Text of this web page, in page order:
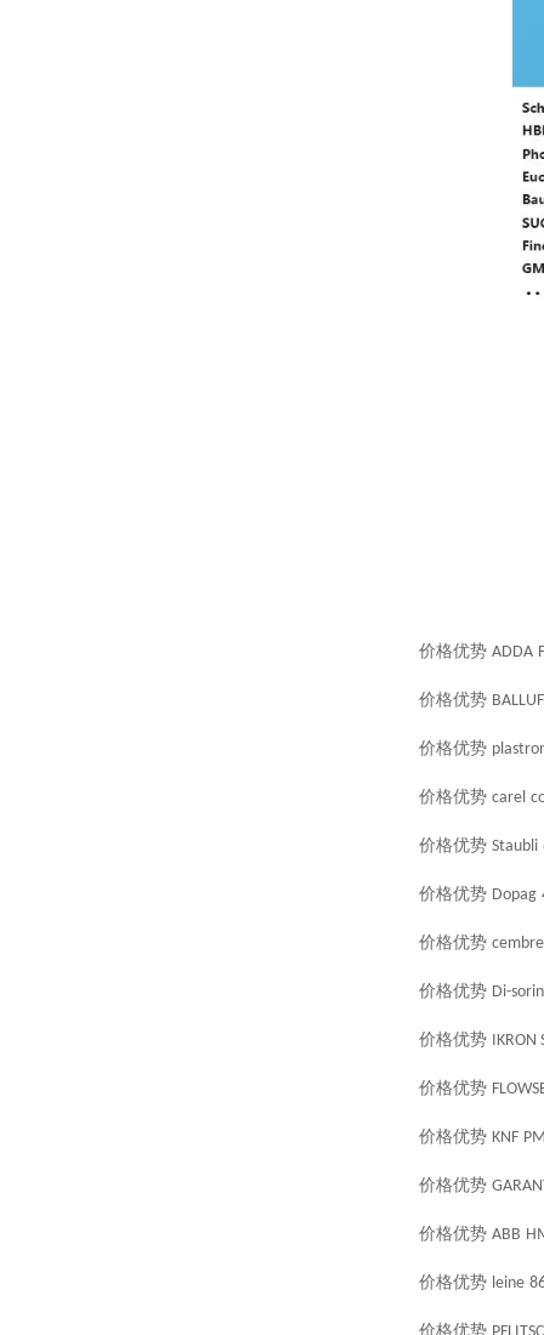
价格优势 ADDA
价格优势
价格优势
价格优势 carel
价格优势 Staubli
价格优势 Dopag
价格优势 cembre
价格优势 Di-sorin
价格优势 IKRON
价格优势
价格优势 KNF
价格优势
价格优势 ABB
价格优势 leine
价格优势